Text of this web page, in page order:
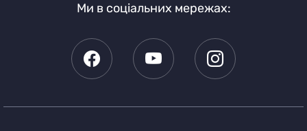
Ми в соціальних мережах: